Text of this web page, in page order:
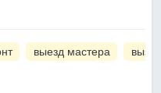
выезд мастера